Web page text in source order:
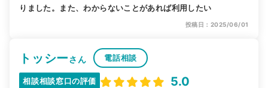
りました。また、わからないことがあれば利用したい
投稿日：2025/06/01
トッシーさん 電話相談
相談相談窓口の評価 5.0